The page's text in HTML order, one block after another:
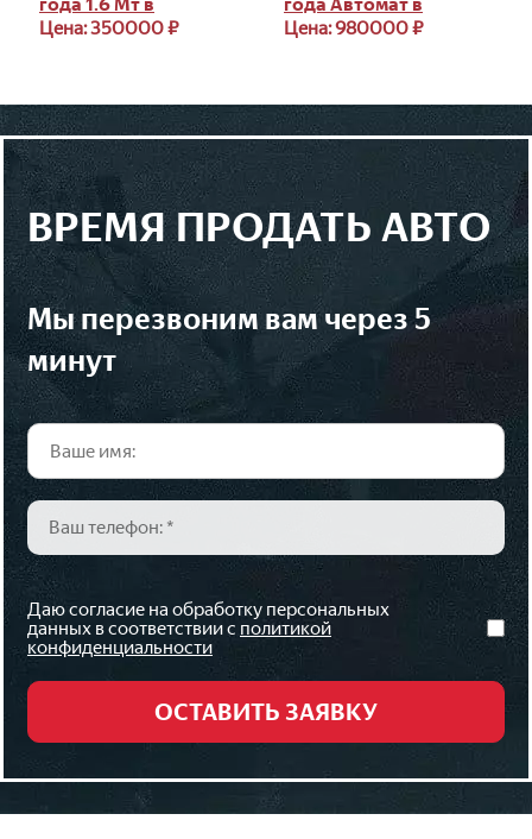
Дубровке
Цена: 350000 ₽
Дубровке
Цена: 980000 ₽
ВРЕМЯ ПРОДАТЬ АВТО
мы перезвоним вам через 5
минут
Даю согласие на обработку персональных
данных в соответствии с политикой
конфиденциальности